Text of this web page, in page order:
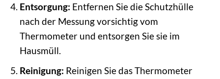
Entsorgung: Entfernen Sie die Schutzhülle
nach der Messung vorsichtig vom
Thermometer und entsorgen Sie sie im
Hausmüll.
Reinigung: Reinigen Sie das Thermometer